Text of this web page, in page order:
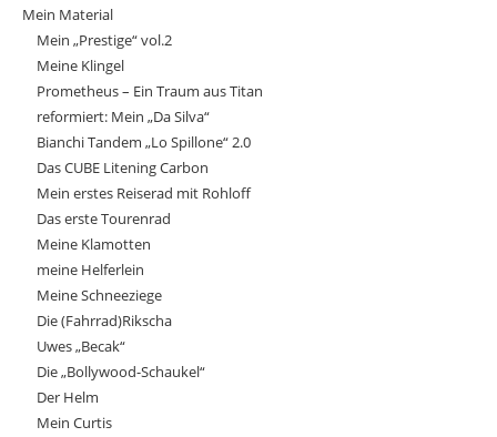
Mein Material
Mein „Prestige“ vol.2
Meine Klingel
Prometheus – Ein Traum aus Titan
reformiert: Mein „Da Silva“
Bianchi Tandem „Lo Spillone“ 2.0
Das CUBE Litening Carbon
Mein erstes Reiserad mit Rohloff
Das erste Tourenrad
Meine Klamotten
meine Helferlein
Meine Schneeziege
Die (Fahrrad)Rikscha
Uwes „Becak“
Die „Bollywood-Schaukel“
Der Helm
Mein Curtis